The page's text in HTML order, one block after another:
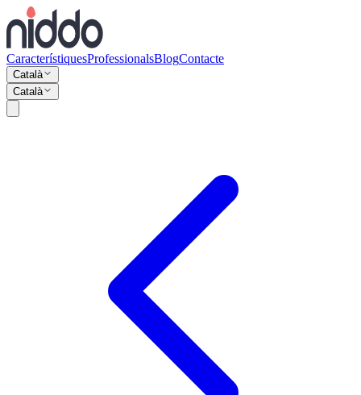
CaracterístiquesProfessionalsBlogContacte
Català
Català